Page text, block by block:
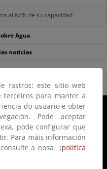
al 67% de su capacidad
Agua
noticias
rastros: este sitio web
para manter a
do usuario e obter
Pode aceptar
pode configurar que
Para máis información
a nosa ;política